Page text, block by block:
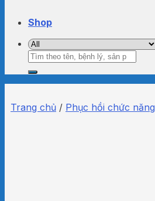
Shop
Tìm
kiếm:
Trang chủ / Phục hồi chức năng